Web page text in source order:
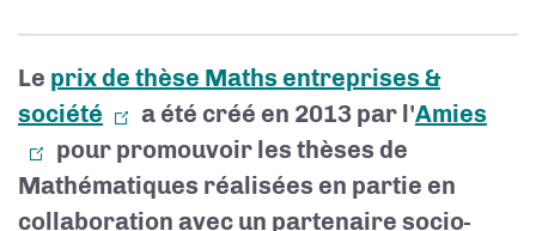
Le prix de thèse Maths entreprises &
société
a été créé en 2013 par l'Amies
pour promouvoir les thèses de
Mathématiques réalisées en partie en
collaboration avec un partenaire socio-